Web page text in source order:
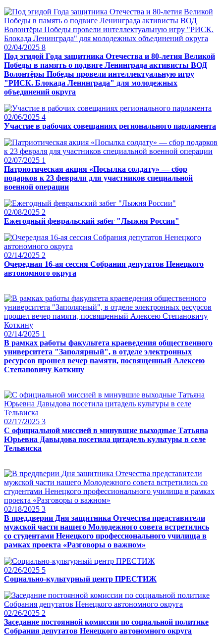
02/04/2025 8
Под эгидой Года защитника Отечества и 80-летия Великой
Победы в память о подвиге Ленинграда активисты ВОД
Волонтёры Победы провели интеллектуальную игру
"РИСК. Блокада Ленинграда" для молодежных
объединений округа
02/06/2025 4
Участие в рабочих совещаниях регионального парламента
02/07/2025 1
Патриотическая акция «Посылка солдату» — сбор
подарков к 23 февраля для участников специальной
военной операции
02/08/2025 2
Ежегодный февральский забег "Лыжня России"
02/14/2025 2
Очередная 16-ая сессия Собрания депутатов Ненецкого
автономного округа
02/14/2025 1
В рамках работы факультета краеведения общественного
университета "Заполярный", в отделе электронных
ресурсов прошел вечер памяти, посвященный Алексею
Степановичу Коткину
02/17/2025 3
С официальной миссией в минувшие выходные Татьяна
Юрьевна Давыдова посетила цитадель культуры в селе
Тельвиска
02/18/2025 3
В преддверии Дня защитника Отечества представители
мужской части нашего Молодежного совета встретились
со студентами Ненецкого профессионального училища в
рамках проекта «Разговоры о важном»
02/26/2025 5
Социально-культурный центр ПРЕСТИЖ
02/26/2025 2
Заседание постоянной комиссии по социальной политике
Собрания депутатов Ненецкого автономного округа